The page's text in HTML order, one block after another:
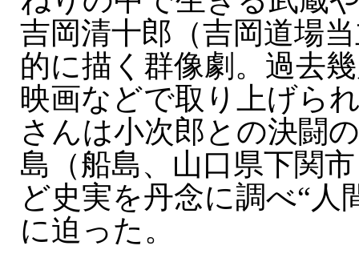
吉岡清十郎（吉岡道場
的に描く群像劇。過去
映画などで取り上げら
さんは小次郎との決闘
島（船島、山口県下関
ど史実を丹念に調べ“人
に迫った。